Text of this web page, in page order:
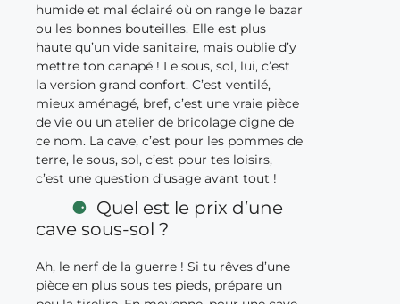
humide et mal éclairé où on range le bazar
ou les bonnes bouteilles. Elle est plus
haute qu’un vide sanitaire, mais oublie d’y
mettre ton canapé ! Le sous, sol, lui, c’est
la version grand confort. C’est ventilé,
mieux aménagé, bref, c’est une vraie pièce
de vie ou un atelier de bricolage digne de
ce nom. La cave, c’est pour les pommes de
terre, le sous, sol, c’est pour tes loisirs,
c’est une question d’usage avant tout !
Quel est le prix d’une
cave sous-sol ?
Ah, le nerf de la guerre ! Si tu rêves d’une
pièce en plus sous tes pieds, prépare un